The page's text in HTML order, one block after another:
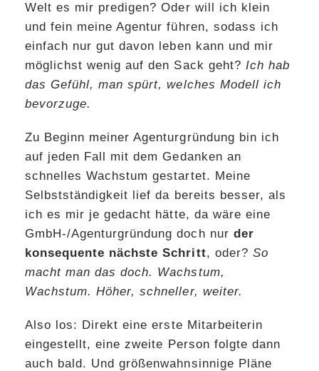
Welt es mir predigen? Oder will ich klein
und fein meine Agentur führen, sodass ich
einfach nur gut davon leben kann und mir
möglichst wenig auf den Sack geht? Ich hab
das Gefühl, man spürt, welches Modell ich
bevorzuge.
Zu Beginn meiner Agenturgründung bin ich
auf jeden Fall mit dem Gedanken an
schnelles Wachstum gestartet. Meine
Selbstständigkeit lief da bereits besser, als
ich es mir je gedacht hätte, da wäre eine
GmbH-/Agenturgründung doch nur der
konsequente nächste Schritt, oder? So
macht man das doch. Wachstum,
Wachstum. Höher, schneller, weiter.
Also los: Direkt eine erste Mitarbeiterin
eingestellt, eine zweite Person folgte dann
auch bald. Und größenwahnsinnige Pläne